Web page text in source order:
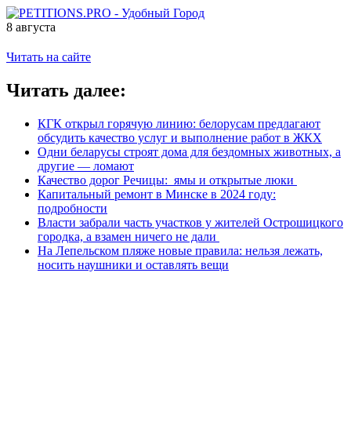
8 августа
Читать на сайте
Читать далее:
КГК открыл горячую линию: белорусам предлагают
обсудить качество услуг и выполнение работ в ЖКХ
Одни беларусы строят дома для бездомных животных, а
другие — ломают
Качество дорог Речицы: ямы и открытые люки
Капитальный ремонт в Минске в 2024 году:
подробности
Власти забрали часть участков у жителей Острошицкого
городка, а взамен ничего не дали
На Лепельском пляже новые правила: нельзя лежать,
носить наушники и оставлять вещи